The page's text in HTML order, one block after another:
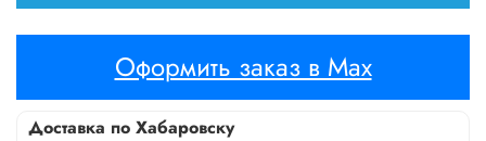
Оформить заказ в Max
Доставка по Хабаровску